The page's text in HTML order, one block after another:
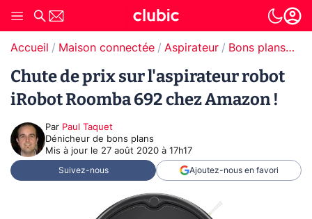
Accueil Maison connectée Aspirateur Bons plans Aspirateur
Chute de prix sur l'aspirateur robot
iRobot Roomba 692 chez Amazon !
Par Paul Taquet
Dénicheur de bons plans
Mis à jour le 27 août 2020 à 17h17
Suivez-nous Ajoutez-nous en favori